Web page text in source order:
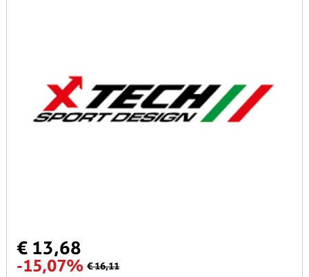
€ 13,68
-15,07% € 16,11